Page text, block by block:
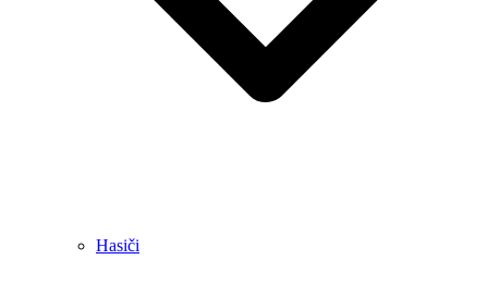
Hasiči